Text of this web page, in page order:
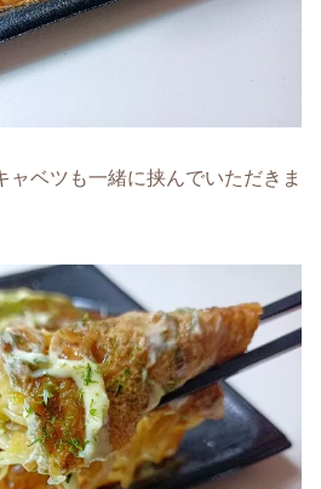
ャベツも一緒に挟んでいただきま